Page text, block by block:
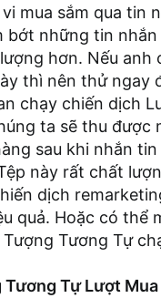
mua sắm qua tin
bớt những tin
hơn. Nếu anh
thì nên thử ngay
chạy chiến dịch
ta sẽ thu được
sau khi nhắn
này rất chất
dịch
quả. Hoặc có thể
Tương Tự
Tự Lượt Mua